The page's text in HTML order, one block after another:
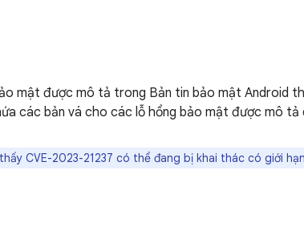
mật được mô tả trong Bản tin bảo mật Android
các bản vá cho các lỗ hổng bảo mật được mô tả
CVE-2023-21237 có thể đang bị khai thác có giới